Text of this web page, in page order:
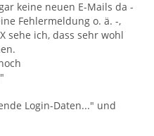
keine neuen E-Mails da -
Fehlermeldung o. ä. -,
sehe ich, dass sehr wohl
Login-Daten..." und